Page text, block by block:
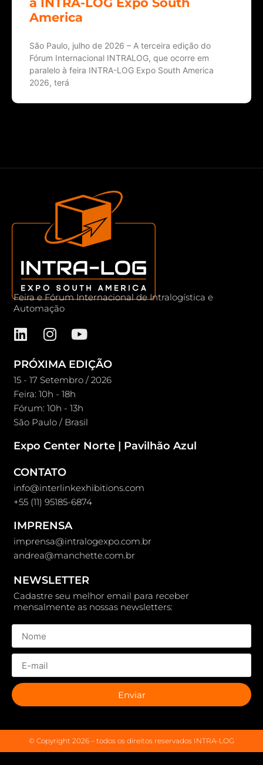
America
São Paulo, julho de 2026 – A terceira edição do
Fórum Internacional INTRALOG, que ocorre em
paralelo à feira INTRA-LOG Expo South America
2026, terá
Feira e Fórum Internacional de Intralogística e
Automação
PRÓXIMA EDIÇÃO
15 - 17 Setembro / 2026
Feira: 10h - 18h
Fórum: 10h - 13h
São Paulo / Brasil
Expo Center Norte | Pavilhão Azul
CONTATO
info@interlinkexhibitions.com
+55 (11) 95185-6874
IMPRENSA
imprensa@intralogexpo.com.br
andrea@manchette.com.br
NEWSLETTER
Cadastre seu melhor email para receber
mensalmente as nossas newsletters:
Enviar
© Copyright 2026 – todos os direitos reservados INTRA-LOG